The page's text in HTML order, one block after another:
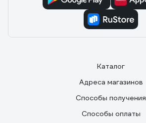
Каталог
Адреса магазинов
Способы получения
Способы оплаты